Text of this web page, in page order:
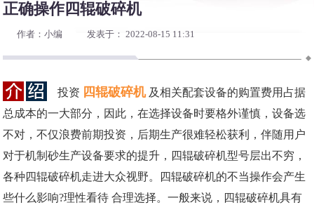
正确操作四辊破碎机
作者：小编 发表于： 2022-08-15 11:31
投资 四辊破碎机 及相关配套设备的购置费用占据
总成本的一大部分，因此，在选择设备时要格外谨慎，设备选
不对，不仅浪费前期投资，后期生产很难轻松获利，伴随用户
对于机制砂生产设备要求的提升，四辊破碎机型号层出不穷，
各种四辊破碎机走进大众视野。四辊破碎机的不当操作会产生
些什么影响?理性看待 合理选择。一般来说，四辊破碎机具有